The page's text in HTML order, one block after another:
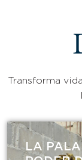
Transforma
LA